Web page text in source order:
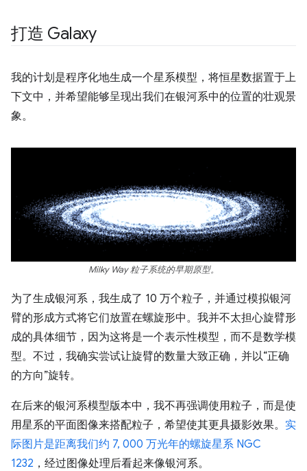
打造 Galaxy
我的计划是程序化地生成一个星系模型，将恒星数据置于上
下文中，并希望能够呈现出我们在银河系中的位置的壮观景
象。
Milky Way 粒子系统的早期原型。
为了生成银河系，我生成了 10 万个粒子，并通过模拟银河
臂的形成方式将它们放置在螺旋形中。我并不太担心旋臂形
成的具体细节，因为这将是一个表示性模型，而不是数学模
型。不过，我确实尝试让旋臂的数量大致正确，并以“正确
的方向”旋转。
在后来的银河系模型版本中，我不再强调使用粒子，而是使
用星系的平面图像来搭配粒子，希望使其更具摄影效果。 实
际图片是距离我们约 7, 000 万光年的螺旋星系 NGC
1232 ，经过图像处理后看起来像银河系。